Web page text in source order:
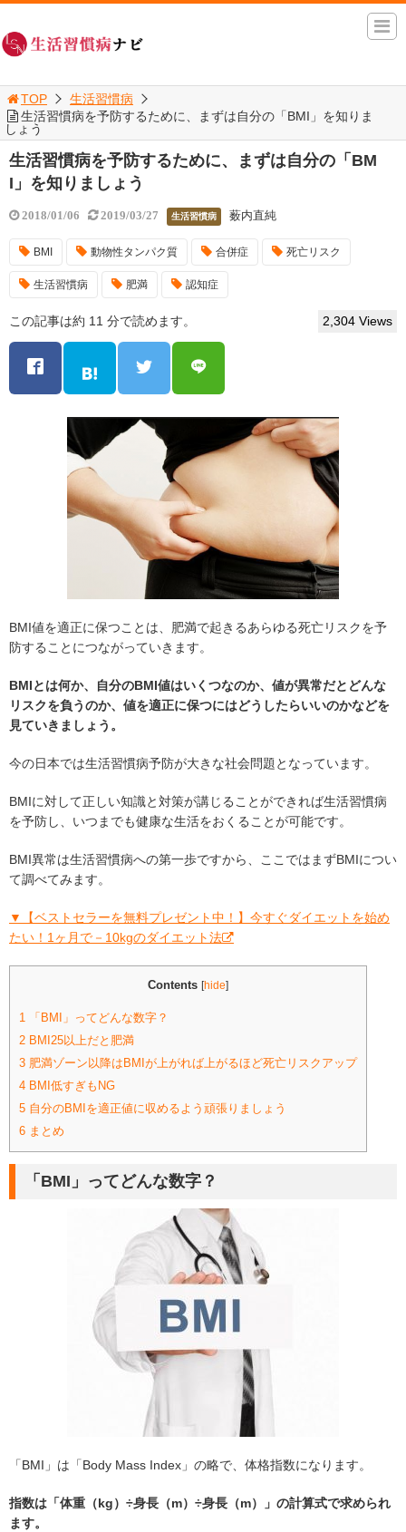
TOP
生活習慣病
生活習慣病を予防するために、まずは自分の「BMI」を知りま
しょう
生活習慣病を予防するために、まずは自分の「BM
I」を知りましょう
2018/01/06 2019/03/27 生活習慣病 薮内直純
BMI 動物性タンパク質 合併症 死亡リスク
生活習慣病 肥満 認知症
この記事は約 11 分で読めます。 2,304 Views
BMI値を適正に保つことは、肥満で起きるあらゆる死亡リスクを予
防することにつながっていきます。
BMIとは何か、自分のBMI値はいくつなのか、値が異常だとどんな
リスクを負うのか、値を適正に保つにはどうしたらいいのかなどを
見ていきましょう。
今の日本では生活習慣病予防が大きな社会問題となっています。
BMIに対して正しい知識と対策が講じることができれば生活習慣病
を予防し、いつまでも健康な生活をおくることが可能です。
BMI異常は生活習慣病への第一歩ですから、ここではまずBMIについ
て調べてみます。
▼【ベストセラーを無料プレゼント中！】今すぐダイエットを始め
たい！1ヶ月で－10kgのダイエット法
Contents [hide]
1 「BMI」ってどんな数字？
2 BMI25以上だと肥満
3 肥満ゾーン以降はBMIが上がれば上がるほど死亡リスクアップ
4 BMI低すぎもNG
5 自分のBMIを適正値に収めるよう頑張りましょう
6 まとめ
「BMI」ってどんな数字？
「BMI」は「Body Mass Index」の略で、体格指数になります。
指数は「体重（kg）÷身長（m）÷身長（m）」の計算式で求められ
ます。